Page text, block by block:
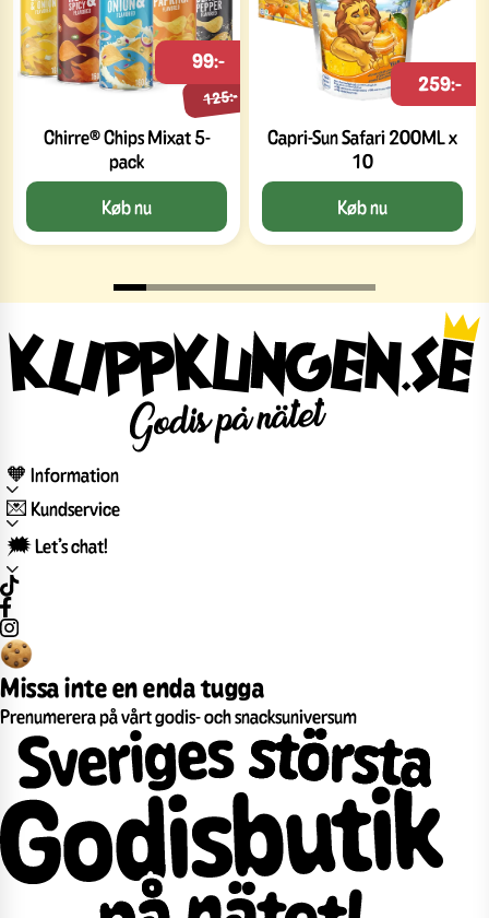
Chirre® Chips Mixat 5-
pack
125:-
99:-
Køb nu
Capri-Sun Safari 200ML x
10
259:-
Køb nu
🧡 Information
💌 Kundservice
🗯️ Let’s chat!
Missa inte en enda tugga
Prenumerera på vårt godis- och snacksuniversum